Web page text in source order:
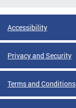
Accessibility
Privacy and Security
Terms and Conditions